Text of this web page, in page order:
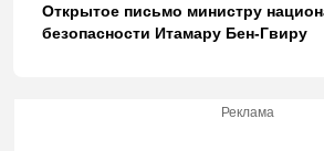
Открытое письмо министру
безопасности Итамару Бен-Гвиру
Реклама